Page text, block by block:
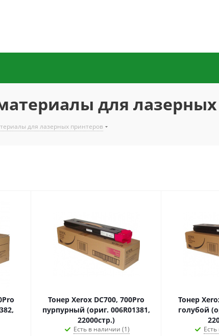
для
для лазерных принтеров
Тонер Xerox DC700, 700Pro
пурпурный (ориг. 006R01381,
22000стр.)
Есть в наличии (1)
Тонер
голубой